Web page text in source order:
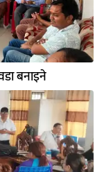
बनाइने